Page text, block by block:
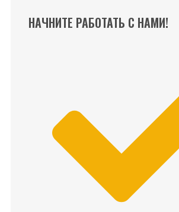
НАЧНИТЕ РАБОТАТЬ С НАМИ!